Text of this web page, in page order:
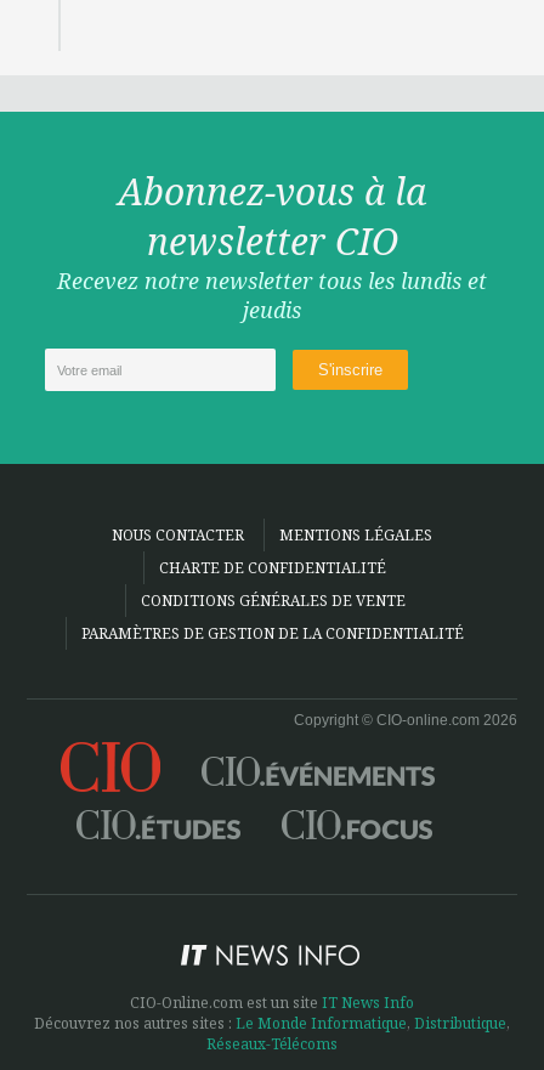
Abonnez-vous à la
newsletter CIO
Recevez notre newsletter tous les lundis et
jeudis
NOUS CONTACTER
MENTIONS LÉGALES
CHARTE DE CONFIDENTIALITÉ
CONDITIONS GÉNÉRALES DE VENTE
PARAMÈTRES DE GESTION DE LA CONFIDENTIALITÉ
Copyright © CIO-online.com 2026
CIO-Online.com est un site IT News Info
Découvrez nos autres sites : Le Monde Informatique, Distributique,
Réseaux-Télécoms